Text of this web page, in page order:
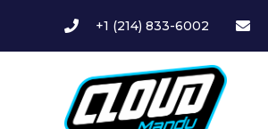
+1 (214) 833-6002